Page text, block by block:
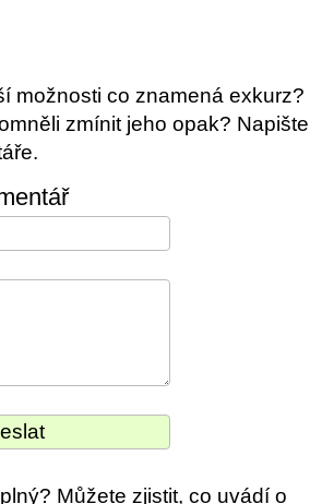
možnosti co znamená exkurz?
zmínit jeho opak? Napište
Můžete zjistit, co uvádí o